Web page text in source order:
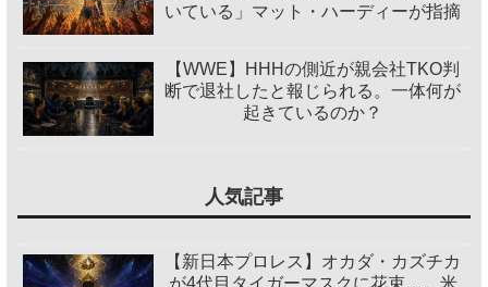
いている」マット・ハーディーが指摘
【WWE】HHHの側近が親会社TKO判
断で退社したと報じられる。一体何が
起きているのか？
人気記事
【新日本プロレス】オカダ・カズチカ